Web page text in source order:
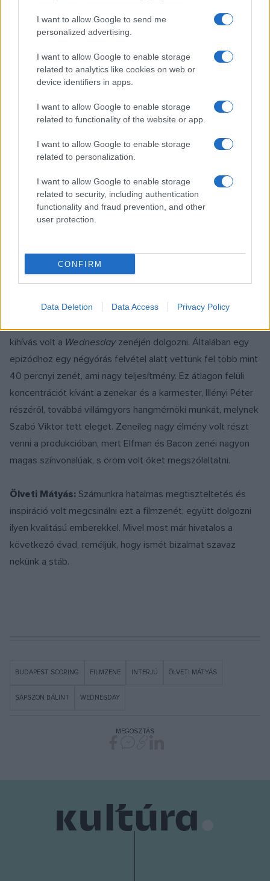
I want to allow Google to send me
personalized advertising.
I want to allow Google to enable storage
related to analytics like cookies on web or
device identifiers in apps.
I want to allow Google to enable storage
related to functionality of the website or app.
I want to allow Google to enable storage
related to personalization.
I want to allow Google to enable storage
related to security, including authentication
functionality and fraud prevention, and other
user protection.
CONFIRM
Data Deletion Data Access Privacy Policy
is kell feltétlen Budapestre repülni, akár a hálószobájából,
pizsamában is követheti a szerző a munkánkat, ha úgy
tetszik. Természetesen továbbra is az a optimális, ha itt tud
lenni a szerző a stúdióban, de legtöbbször a rengeteg
munka miatt ez nem fér bele az idejükbe.
Hogyan zajlott a csellószóló felvétele: a főszereplő a
korábban feljátszott darabot imitálja, a valós
fogásokat megtanulva, vagy a fogásai nem ehhez a
Ölveti Mátyás:Az imitálás fordítva működött, tehát előbb
volt meg a zene, azt tanulta meg Jenna Ortega, ő játszott rá
hangszeren, tehát nem volt neki testidegen a feladat.
kihívás volt a Wednesday zenéjén dolgozni. Általában egy
epizódhoz egy négyórás felvétel alatt vettünk fel több mint
40 percnyi zenét, ami nagy teljesítmény. Ez átlagon felüli
koncentrációt kívánt a zenekar és a karmester, Illényi Péter
részéről, továbbá villámgyors hangmérnöki munkát, melynek
Szabó Viktor tett eleget. Zeneileg nagy élmény volt részt
venni a produkcióban, mert Elfman és Bacon zenéi nagyon
magas színvonalúak, s öröm volt őket megszólaltatni.
Ölveti Mátyás: Számunkra hatalmas megtiszteltetés és
inspiráció volt megcsinálni ezt a filmzenét, együtt dolgozni
ilyen kvalitású emberekkel. Mivel most már hivatalos a
következő évad, reméljük, hogy ismét bizalmat szavaz
nekünk a stáb.
BUDAPEST SCORING FILMZENE INTERJÚ ÖLVETI MÁTYÁS
SAPSZON BÁLINT WEDNESDAY
MEGOSZTÁS